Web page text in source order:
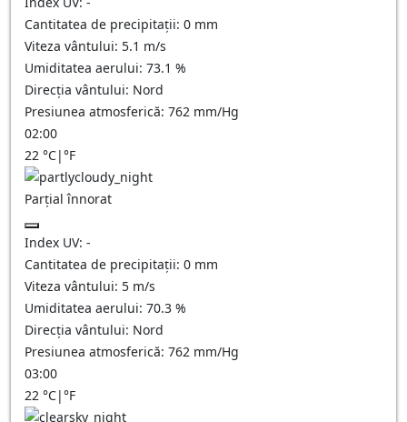
Cantitatea de precipitații: 0 mm
Viteza vântului: 5.1 m/s
Umiditatea aerului: 73.1 %
Direcția vântului: Nord
Presiunea atmosferică: 762 mm/Hg
02:00
22 °C|°F
Parțial înnorat
Index UV: -
Cantitatea de precipitații: 0 mm
Viteza vântului: 5 m/s
Umiditatea aerului: 70.3 %
Direcția vântului: Nord
Presiunea atmosferică: 762 mm/Hg
03:00
22 °C|°F